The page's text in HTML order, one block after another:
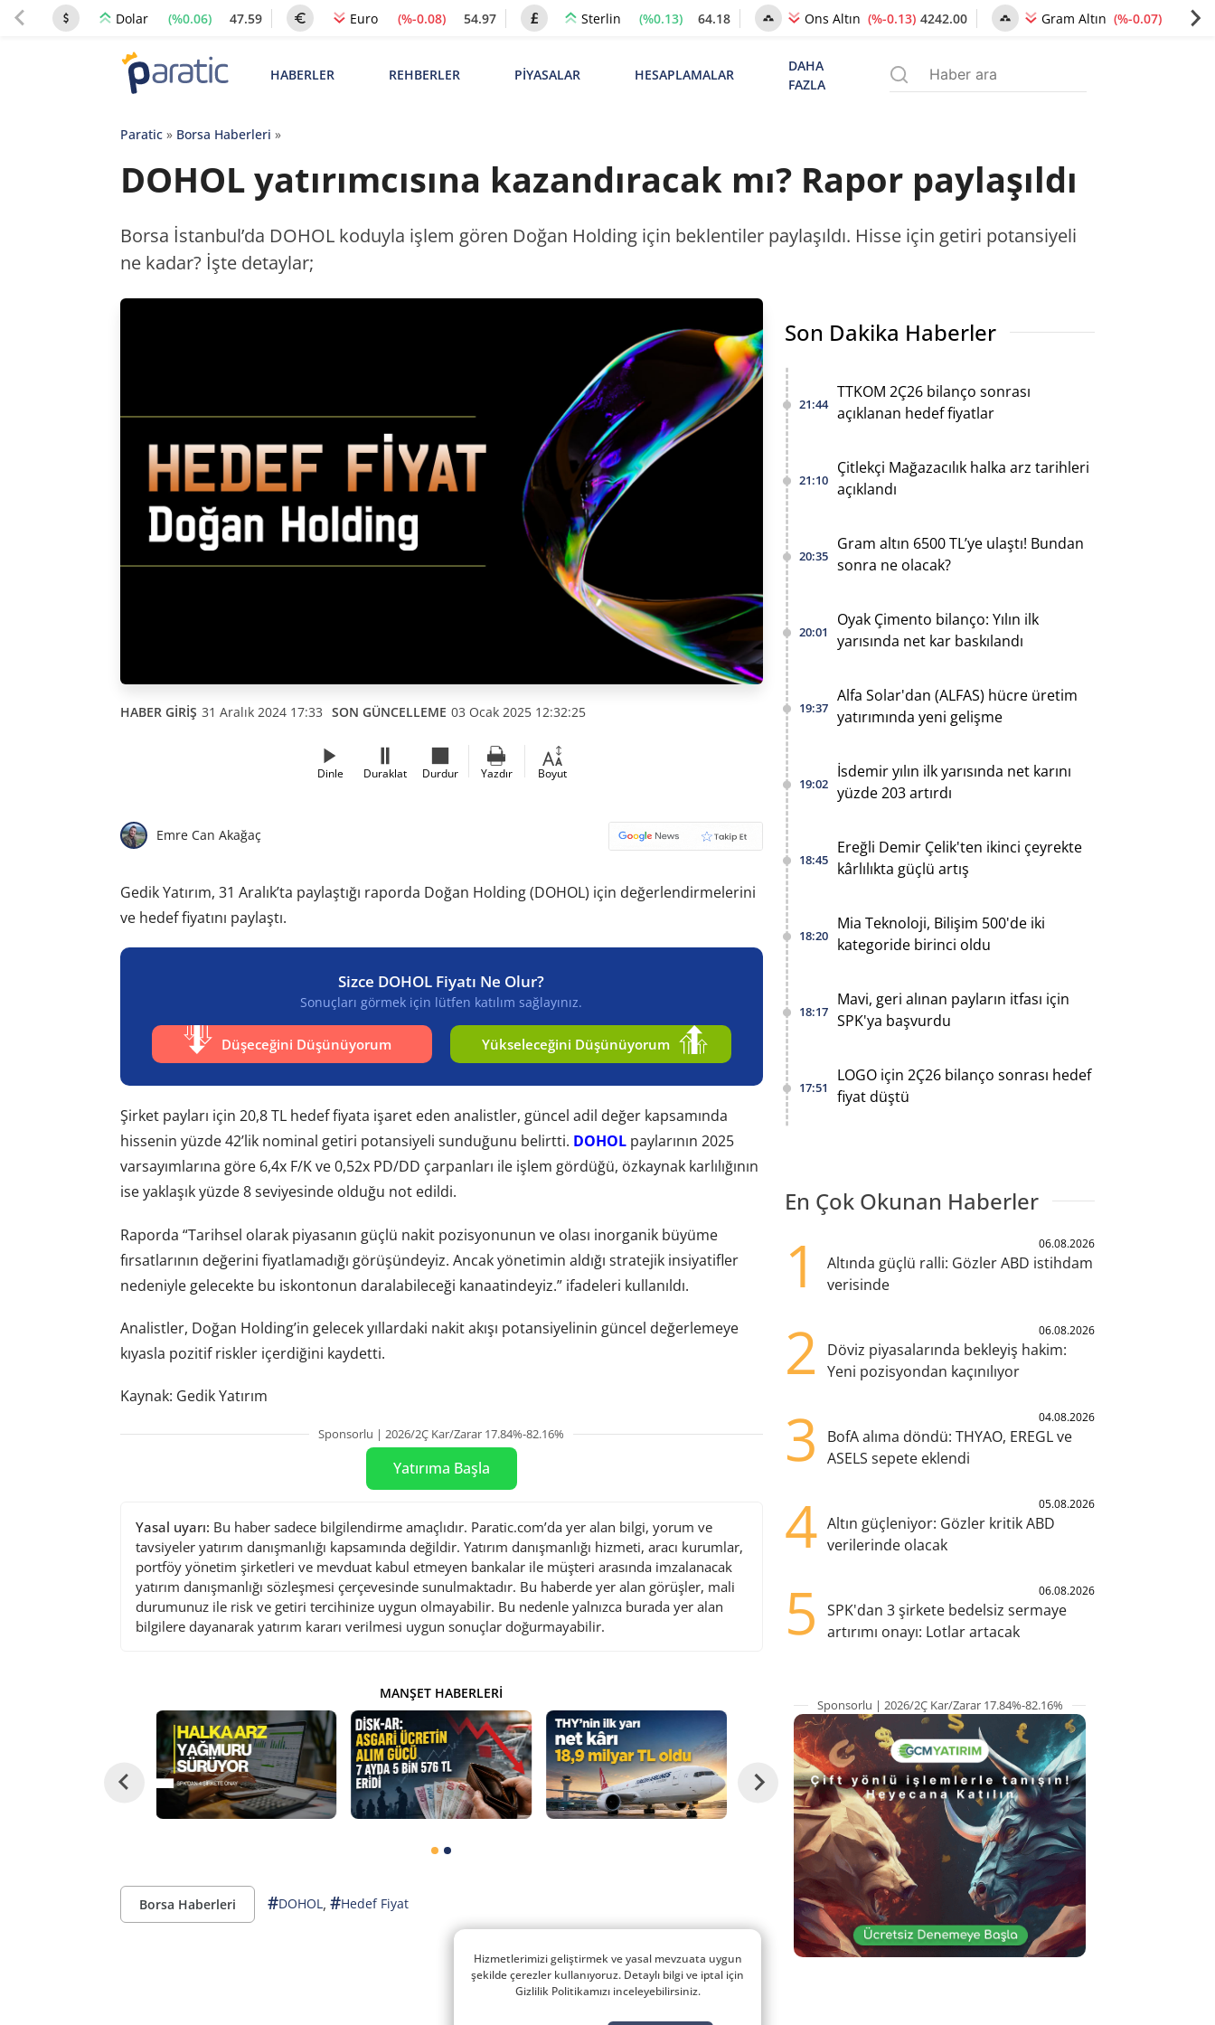
Dolar (%0.06) 47.59 Euro (%-0.08) 54.97 Sterlin (%0.13) 64.18 Ons Altın (%-0.13) 4242.00 Gram Altın (%-0.07) 6491.39
HABERLER REHBERLER PİYASALAR HESAPLAMALAR
DAHA
FAZLA
Paratic» Borsa Haberleri »
DOHOL yatırımcısına kazandıracak mı? Rapor paylaşıldı
Borsa İstanbul’da DOHOL koduyla işlem gören Doğan Holding için beklentiler paylaşıldı. Hisse için getiri potansiyeli
ne kadar? İşte detaylar;
HABER GİRİŞ 31 Aralık 2024 17:33 SON GÜNCELLEME 03 Ocak 2025 12:32:25
Dinle Duraklat Durdur Yazdır Boyut
Emre Can Akağaç
Gedik Yatırım, 31 Aralık’ta paylaştığı raporda Doğan Holding (DOHOL) için değerlendirmelerini
ve hedef fiyatını paylaştı.
Sizce DOHOL Fiyatı Ne Olur?
Sonuçları görmek için lütfen katılım sağlayınız.
Düşeceğini Düşünüyorum Yükseleceğini Düşünüyorum
Şirket payları için 20,8 TL hedef fiyata işaret eden analistler, güncel adil değer kapsamında
hissenin yüzde 42’lik nominal getiri potansiyeli sunduğunu belirtti. DOHOLpaylarının 2025
varsayımlarına göre 6,4x F/K ve 0,52x PD/DD çarpanları ile işlem gördüğü, özkaynak karlılığının
ise yaklaşık yüzde 8 seviyesinde olduğu not edildi.
Raporda “Tarihsel olarak piyasanın güçlü nakit pozisyonunun ve olası inorganik büyüme
fırsatlarının değerini fiyatlamadığı görüşündeyiz. Ancak yönetimin aldığı stratejik insiyatifler
nedeniyle gelecekte bu iskontonun daralabileceği kanaatindeyiz.” ifadeleri kullanıldı.
Analistler, Doğan Holding’in gelecek yıllardaki nakit akışı potansiyelinin güncel değerlemeye
kıyasla pozitif riskler içerdiğini kaydetti.
Kaynak: Gedik Yatırım
Sponsorlu | 2026/2Ç Kar/Zarar 17.84%-82.16%
Yatırıma Başla
Yasal uyarı: Bu haber sadece bilgilendirme amaçlıdır. Paratic.com’da yer alan bilgi, yorum ve
tavsiyeler yatırım danışmanlığı kapsamında değildir. Yatırım danışmanlığı hizmeti, aracı kurumlar,
portföy yönetim şirketleri ve mevduat kabul etmeyen bankalar ile müşteri arasında imzalanacak
yatırım danışmanlığı sözleşmesi çerçevesinde sunulmaktadır. Bu haberde yer alan görüşler, mali
durumunuz ile risk ve getiri tercihinize uygun olmayabilir. Bu nedenle yalnızca burada yer alan
bilgilere dayanarak yatırım kararı verilmesi uygun sonuçlar doğurmayabilir.
MANŞET HABERLERI
Borsa Haberleri #DOHOL, #Hedef Fiyat
Son Dakika Haberler
21:44
TTKOM 2Ç26 bilanço sonrası
açıklanan hedef fiyatlar
21:10
Çitlekçi Mağazacılık halka arz tarihleri
açıklandı
20:35
Gram altın 6500 TL’ye ulaştı! Bundan
sonra ne olacak?
20:01
Oyak Çimento bilanço: Yılın ilk
yarısında net kar baskılandı
19:37
Alfa Solar'dan (ALFAS) hücre üretim
yatırımında yeni gelişme
19:02
İsdemir yılın ilk yarısında net karını
yüzde 203 artırdı
18:45
Ereğli Demir Çelik'ten ikinci çeyrekte
kârlılıkta güçlü artış
18:20
Mia Teknoloji, Bilişim 500'de iki
kategoride birinci oldu
18:17
Mavi, geri alınan payların itfası için
SPK'ya başvurdu
17:51
LOGO için 2Ç26 bilanço sonrası hedef
fiyat düştü
En Çok Okunan Haberler
1 06.08.2026
Altında güçlü ralli: Gözler ABD istihdam
verisinde
2 06.08.2026
Döviz piyasalarında bekleyiş hakim:
Yeni pozisyondan kaçınılıyor
3 04.08.2026
BofA alıma döndü: THYAO, EREGL ve
ASELS sepete eklendi
4 05.08.2026
Altın güçleniyor: Gözler kritik ABD
verilerinde olacak
5 06.08.2026
SPK'dan 3 şirkete bedelsiz sermaye
artırımı onayı: Lotlar artacak
Sponsorlu | 2026/2Ç Kar/Zarar 17.84%-82.16%
Hizmetlerimizi geliştirmek ve yasal mevzuata uygun
şekilde çerezler kullanıyoruz. Detaylı bilgi ve iptal için
Gizlilik Politikamızı inceleyebilirsiniz.